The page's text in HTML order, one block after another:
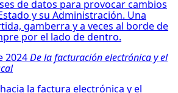
de datos para provocar cambios
y su Administración. Una
gamberra y a veces al borde de
por el lado de dentro.
2024De la facturación electrónica y el
la factura electrónica y el